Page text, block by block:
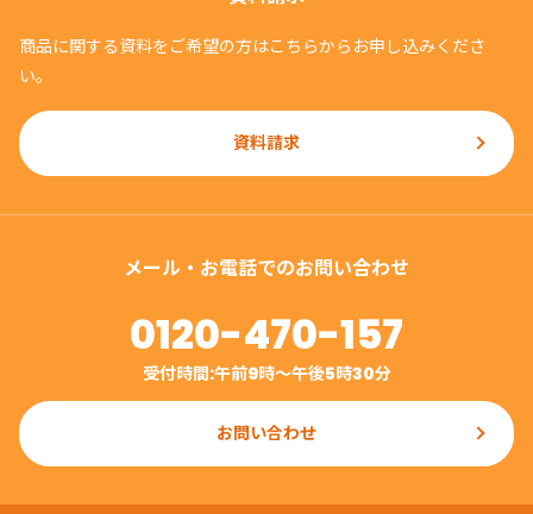
商品に関する資料をご希望の方はこちらからお申し込みくださ
い。
資料請求
メール・お電話でのお問い合わせ
0120-470-157
受付時間:午前9時〜午後5時30分
お問い合わせ